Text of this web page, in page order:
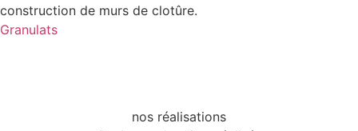
construction de murs de clotûre.
Granulats
nos réalisations